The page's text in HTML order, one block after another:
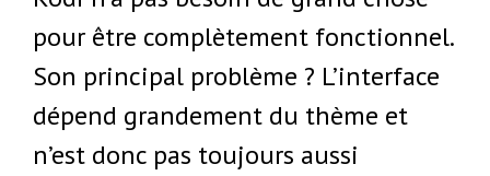
pour être complètement fonctionnel.
Son principal problème ? L’interface
dépend grandement du thème et
n’est donc pas toujours aussi